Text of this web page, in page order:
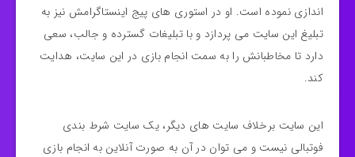
اندازی نموده است. او در استوری های پیج اینستاگرامش نیز به
تبلیغ این سایت می پردازد و با تبلیغات گسترده و جالب، سعی
دارد تا مخاطبانش را به سمت انجام بازی در این سایت، هدایت
کند.
این سایت برخلاف سایت های دیگر، یک سایت شرط بندی
فوتبالی نیست و می توان در آن به صورت آنلاین به انجام بازی